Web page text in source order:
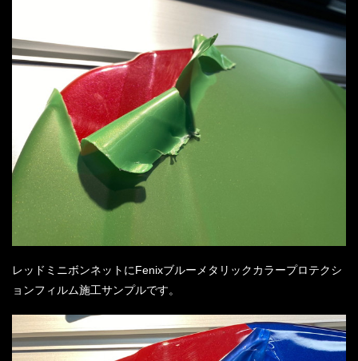
レッドミニボンネットにFenixブルーメタリックカラープロテクシ
ョンフィルム施工サンプルです。